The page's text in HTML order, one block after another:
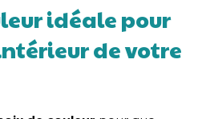
idéale pour
de votre